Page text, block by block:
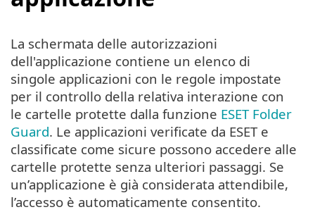
La schermata delle autorizzazioni
dell'applicazione contiene un elenco di
singole applicazioni con le regole impostate
per il controllo della relativa interazione con
le cartelle protette dalla funzione ESET Folder
Guard. Le applicazioni verificate da ESET e
classificate come sicure possono accedere alle
cartelle protette senza ulteriori passaggi. Se
un’applicazione è già considerata attendibile,
l’accesso è automaticamente consentito.